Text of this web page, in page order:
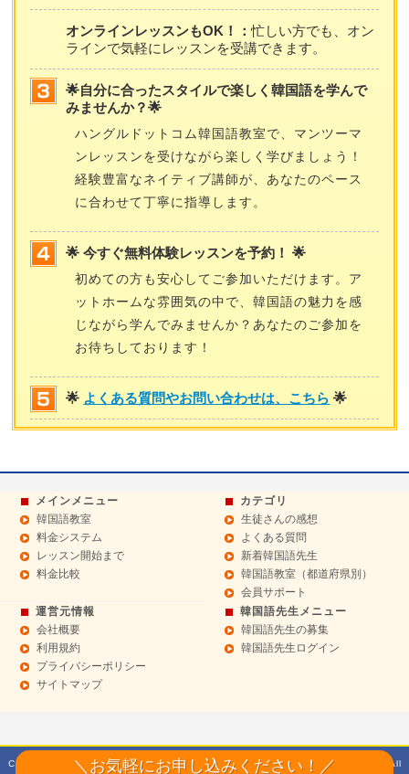
オンラインレッスンもOK！：忙しい方でも、オン
ラインで気軽にレッスンを受講できます。
🌟自分に合ったスタイルで楽しく韓国語を学んで
みませんか？🌟
ハングルドットコム韓国語教室で、マンツーマ
ンレッスンを受けながら楽しく学びましょう！
経験豊富なネイティブ講師が、あなたのペース
に合わせて丁寧に指導します。
🌟 今すぐ無料体験レッスンを予約！ 🌟
初めての方も安心してご参加いただけます。ア
ットホームな雰囲気の中で、韓国語の魅力を感
じながら学んでみませんか？あなたのご参加を
お待ちしております！
🌟 よくある質問やお問い合わせは、こちら 🌟
メインメニュー
韓国語教室
料金システム
レッスン開始まで
料金比較
カテゴリ
生徒さんの感想
よくある質問
新着韓国語先生
韓国語教室（都道府県別）
会員サポート
運営元情報
会社概要
利用規約
プライバシーポリシー
サイトマップ
韓国語先生メニュー
韓国語先生の募集
韓国語先生ログイン
Copyright© 2014 Sept 韓国語教室【ハングルドットコム】マンツーマンレッスン All
＼お気軽にお申し込みください！／